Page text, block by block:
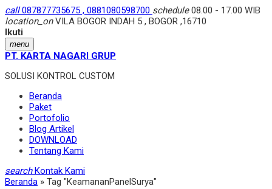
call087877735675 , 0881080598700 schedule08.00 - 17.00 WIB
location_onVILA BOGOR INDAH 5 , BOGOR ,16710
Ikuti
menu
PT. KARTA NAGARI GRUP
SOLUSI KONTROL CUSTOM
Beranda
Paket
Portofolio
Blog Artikel
DOWNLOAD
Tentang Kami
search Kontak Kami
Beranda » Tag "KeamananPanelSurya"